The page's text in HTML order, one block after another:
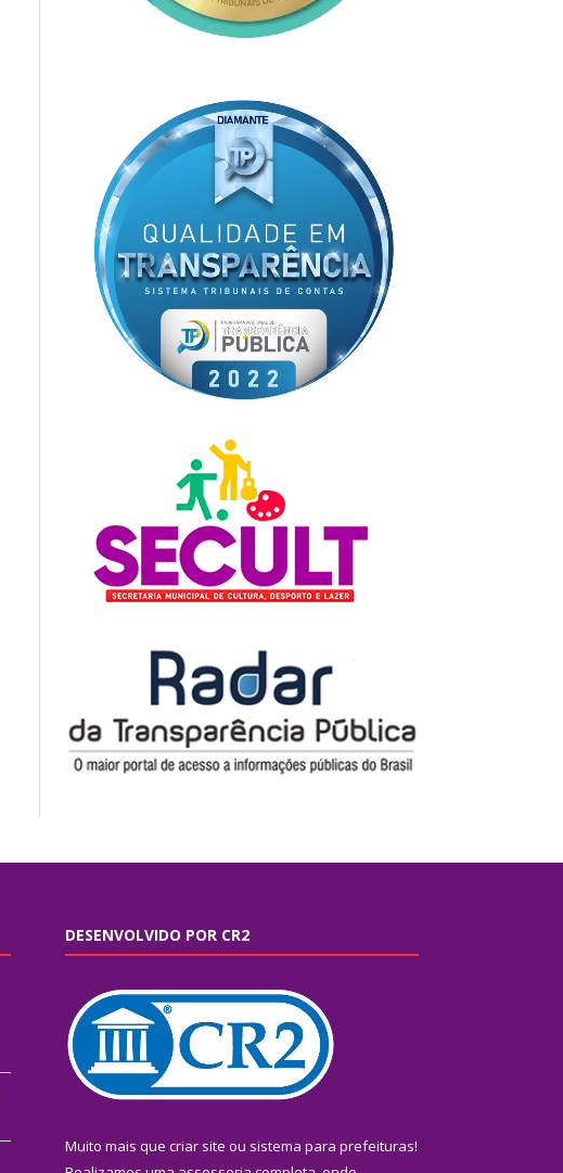
DESENVOLVIDO POR CR2
Muito mais que criar site ou sistema para prefeituras!